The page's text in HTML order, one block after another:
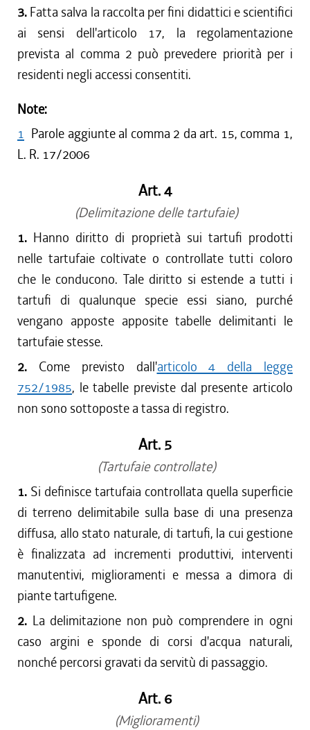
3. Fatta salva la raccolta per fini didattici e scientifici
ai sensi dell'articolo 17, la regolamentazione
prevista al comma 2 può prevedere priorità per i
residenti negli accessi consentiti.
Note:
1 Parole aggiunte al comma 2 da art. 15, comma 1,
L. R. 17/2006
Art. 4
(Delimitazione delle tartufaie)
1. Hanno diritto di proprietà sui tartufi prodotti
nelle tartufaie coltivate o controllate tutti coloro
che le conducono. Tale diritto si estende a tutti i
tartufi di qualunque specie essi siano, purché
vengano apposte apposite tabelle delimitanti le
tartufaie stesse.
2. Come previsto dall'articolo 4 della legge
752/1985, le tabelle previste dal presente articolo
non sono sottoposte a tassa di registro.
Art. 5
(Tartufaie controllate)
1. Si definisce tartufaia controllata quella superficie
di terreno delimitabile sulla base di una presenza
diffusa, allo stato naturale, di tartufi, la cui gestione
è finalizzata ad incrementi produttivi, interventi
manutentivi, miglioramenti e messa a dimora di
piante tartufigene.
2. La delimitazione non può comprendere in ogni
caso argini e sponde di corsi d'acqua naturali,
nonché percorsi gravati da servitù di passaggio.
Art. 6
(Miglioramenti)